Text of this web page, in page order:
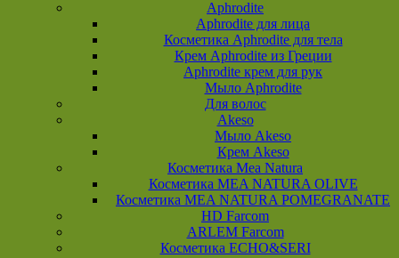
Aphrodite
Aphrodite для лица
Косметика Aphrodite для тела
Крем Aphrodite из Греции
Aphrodite крем для рук
Мыло Aphrodite
Для волос
Akeso
Мыло Akeso
Крем Akeso
Косметика Mea Natura
Косметика MEA NATURA OLIVE
Косметика MEA NATURA POMEGRANATE
HD Farcom
ARLEM Farcom
Косметика ECHO&SERI